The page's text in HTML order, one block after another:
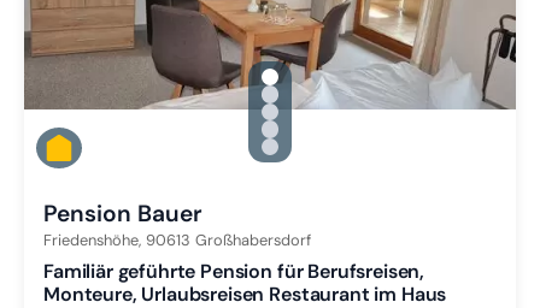
gallery.slide_selector
Zu Slide 1 wechseln
Zu Slide 2 wechseln
Zu Slide 3 wechseln
Zu Slide 4 wechseln
Zu Slide 5 wechseln
Pension Bauer
Friedenshöhe, 90613 Großhabersdorf
Familiär geführte Pension für Berufsreisen,
Monteure, Urlaubsreisen Restaurant im Haus